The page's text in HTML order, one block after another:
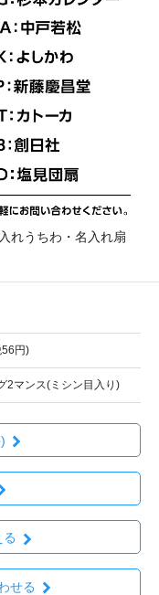
れうちわ・名入れ扇
円)
2マンス(ミシン目入り)
せる